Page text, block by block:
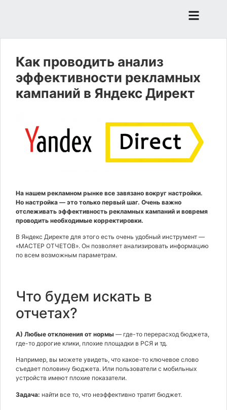
Как проводить анализ
эффективности рекламных
кампаний в Яндекс Директ
На нашем рекламном рынке все завязано вокруг настройки.
Но настройка — это только первый шаг. Очень важно
отслеживать эффективность рекламных кампаний и вовремя
проводить необходимые корректировки.
В Яндекс Директе для этого есть очень удобный инструмент —
«МАСТЕР ОТЧЕТОВ». Он позволяет анализировать информацию
по всем возможным параметрам.
Что будем искать в
отчетах?
А) Любые отклонения от нормы — где-то перерасход бюджета,
где-то дорогие клики, плохие площадки в РСЯ и тд.
Например, вы можете увидеть, что какое-то ключевое слово
съедает половину бюджета. Или пользователи с мобильных
устройств имеют плохие показатели.
Задача: найти все то, что неэффективно тратит бюджет.